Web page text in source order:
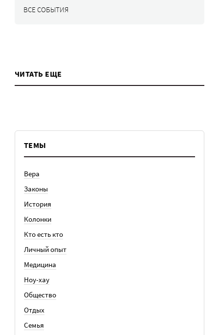
ВСЕ СОБЫТИЯ
ЧИТАТЬ ЕЩЕ
ТЕМЫ
Вера
Законы
История
Колонки
Кто есть кто
Личный опыт
Медицина
Ноу-хау
Общество
Отдых
Семья